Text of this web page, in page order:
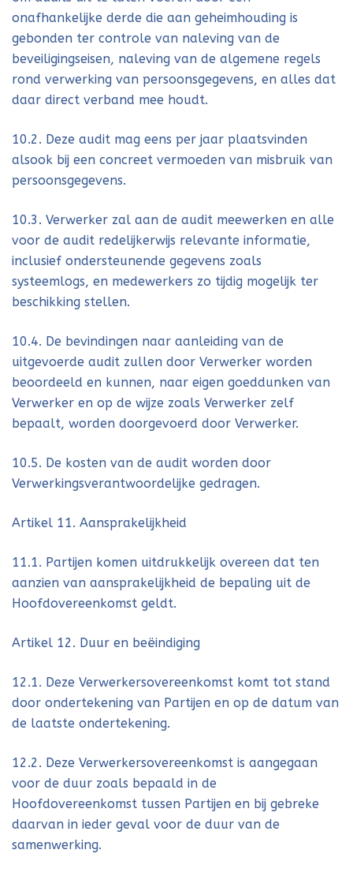
onafhankelijke derde die aan geheimhouding is
gebonden ter controle van naleving van de
beveiligingseisen, naleving van de algemene regels
rond verwerking van persoonsgegevens, en alles dat
daar direct verband mee houdt.
10.2. Deze audit mag eens per jaar plaatsvinden
alsook bij een concreet vermoeden van misbruik van
persoonsgegevens.
10.3. Verwerker zal aan de audit meewerken en alle
voor de audit redelijkerwijs relevante informatie,
inclusief ondersteunende gegevens zoals
systeemlogs, en medewerkers zo tijdig mogelijk ter
beschikking stellen.
10.4. De bevindingen naar aanleiding van de
uitgevoerde audit zullen door Verwerker worden
beoordeeld en kunnen, naar eigen goeddunken van
Verwerker en op de wijze zoals Verwerker zelf
bepaalt, worden doorgevoerd door Verwerker.
10.5. De kosten van de audit worden door
Verwerkingsverantwoordelijke gedragen.
Artikel 11. Aansprakelijkheid
11.1. Partijen komen uitdrukkelijk overeen dat ten
aanzien van aansprakelijkheid de bepaling uit de
Hoofdovereenkomst geldt.
Artikel 12. Duur en beëindiging
12.1. Deze Verwerkersovereenkomst komt tot stand
door ondertekening van Partijen en op de datum van
de laatste ondertekening.
12.2. Deze Verwerkersovereenkomst is aangegaan
voor de duur zoals bepaald in de
Hoofdovereenkomst tussen Partijen en bij gebreke
daarvan in ieder geval voor de duur van de
samenwerking.